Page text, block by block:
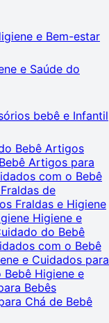
e Bem-estar
e Saúde do
bebê e Infantil
Bebê Artigos
Artigos para
com o Bebê
Fraldas de
Fraldas e Higiene
Higiene e
do Bebê
com o Bebê
e Cuidados para
Bebê Higiene e
Bebês
Chá de Bebê